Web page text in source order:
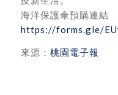
海洋保護傘預購連結
https://forms.gle/
來源： 桃園電子報